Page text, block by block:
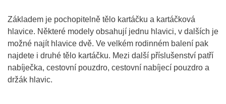
Základem je pochopitelně tělo kartáčku a kartáčková
hlavice. Některé modely obsahují jednu hlavici, v dalších je
možné najít hlavice dvě. Ve velkém rodinném balení pak
najdete i druhé tělo kartáčku. Mezi další příslušenství patří
nabíječka, cestovní pouzdro, cestovní nabíjecí pouzdro a
držák hlavic.